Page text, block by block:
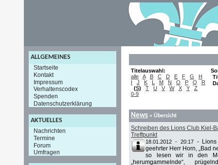
ALLGEMEINES
Startseite
Kontakt
Impressum
Verhaltenscodex
Spenden
Datenschutzerklärung
AKTUELLES
Nachrichten
Termine
Forum
Umfragen
Titelauswahl:
alle
A B C D E F G
H
I
J K L M N O P Q
R
(S) T U V W X Y
Z
0-9
News » Übersicht
Schreiben des Lions Club Kiel-
Treffpunkt
18.01.2012 - 20:17-
geehrter Herr Horn, „Bad
so lesen wir in den
„herumgammelnde“,